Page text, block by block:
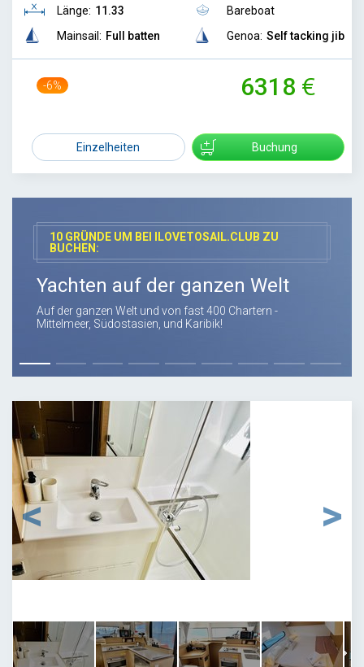
Länge: 11.33
Mainsail: Full batten
Bareboat
Genoa: Self tacking jib
-6% 6318
Einzelheiten Buchung
10 GRÜNDE UM BEI ILOVETOSAIL.CLUB ZU
BUCHEN:
Yachten auf der ganzen Welt
Auf der ganzen Welt und von fast 400 Chartern -
Mittelmeer, Südostasien, und Karibik!